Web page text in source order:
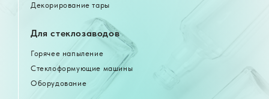
Декорирование тары
Для стеклозаводов
Горячее напыление
Стеклоформующие машины
Оборудование